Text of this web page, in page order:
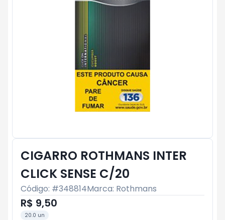
CIGARRO ROTHMANS INTER
CLICK SENSE C/20
Código: #348814Marca: Rothmans
R$ 9,50
20.0 un